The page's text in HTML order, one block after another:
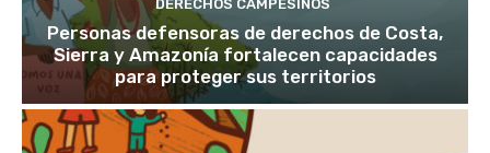
DERECHOS CAMPESINOS
Personas defensoras de derechos de Costa,
Sierra y Amazonía fortalecen capacidades
para proteger sus territorios